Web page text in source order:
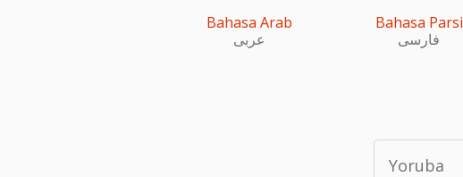
Bahasa Arab
عربى
Bahasa Parsi
فارسی